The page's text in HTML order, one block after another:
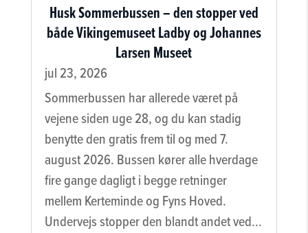
Husk Sommerbussen – den stopper ved
både Vikingemuseet Ladby og Johannes
Larsen Museet
jul 23, 2026
Sommerbussen har allerede været på
vejene siden uge 28, og du kan stadig
benytte den gratis frem til og med 7.
august 2026. Bussen kører alle hverdage
fire gange dagligt i begge retninger
mellem Kerteminde og Fyns Hoved.
Undervejs stopper den blandt andet ved...